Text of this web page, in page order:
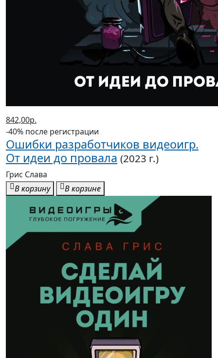
842,00р.
-40% после регистрации
Ошибки разработчиков видеоигр.
От идеи до провала (2023 г.)
Грис Слава
В корзину
В корзине